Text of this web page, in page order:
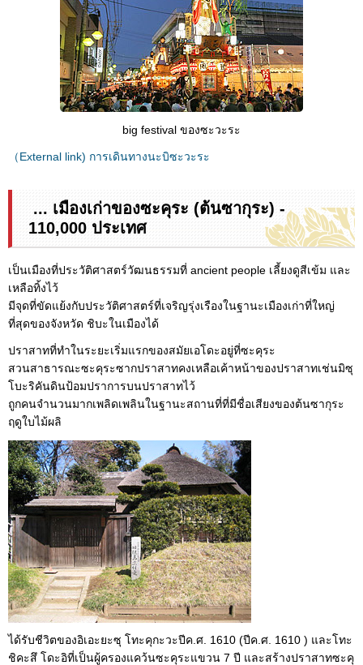
big festival ของซะวะระ
（External link) การเดินทางนะบิซะวะระ
... เมืองเก่าของซะคุระ (ต้นซากุระ) -
110,000 ประเทศ
เป็นเมืองที่ประวัติศาสตร์วัฒนธรรมที่ ancient people เลี้ยงดูสีเข้ม และ
เหลือทิ้งไว้
มีจุดที่ขัดแย้งกับประวัติศาสตร์ที่เจริญรุ่งเรืองในฐานะเมืองเก่าที่ใหญ่
ที่สุดของจังหวัด ชิบะในเมืองได้
ปราสาทที่ทำในระยะเริ่มแรกของสมัยเอโดะอยู่ที่ซะคุระ
สวนสาธารณะซะคุระซากปราสาทคงเหลือเค้าหน้าของปราสาทเช่นมิซุ
โบะริคันดินป้อมปราการบนปราสาทไว้
ถูกคนจำนวนมากเพลิดเพลินในฐานะสถานที่ที่มีชื่อเสียงของต้นซากุระ
ฤดูใบไม้ผลิ
ได้รับชีวิตของอิเอะยะซุ โทะคุกะวะปีค.ศ. 1610 (ปีค.ศ. 1610 ) และโทะ
ชิคะสึ โดะอิที่เป็นผู้ครองแคว้นซะคุระแขวน 7 ปี และสร้างปราสาทซะคุ